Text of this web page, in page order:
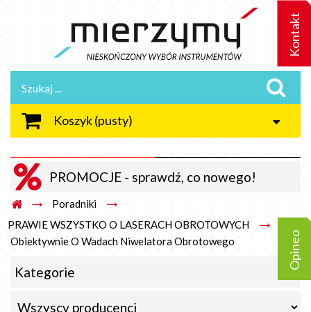
Koszyk(pusty)
PROMOCJE - sprawdź, co nowego!
→ Poradniki →
PRAWIE WSZYSTKO O LASERACH OBROTOWYCH →
Obiektywnie O Wadach Niwelatora Obrotowego
Kategorie
Kontakt
Opineo